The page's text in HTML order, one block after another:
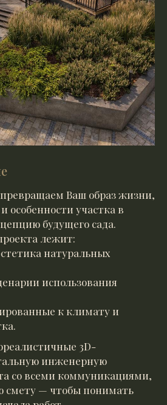
Ваш образ жизни,
особенности участка в
будущего сада.
лежит:
натуральных
использования
к климату и
3D-
инженерную
со всеми коммуникациями,
смету — чтобы понимать